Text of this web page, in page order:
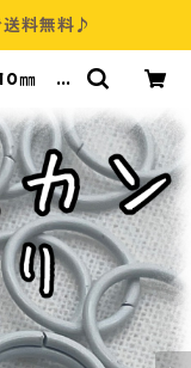
料無料♪
㎜ ホ
いハン
ネコ